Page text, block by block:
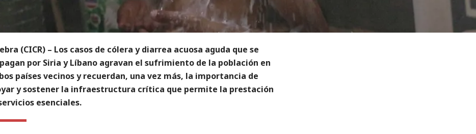
(CICR) – Los casos de cólera y diarrea acuosa aguda que se
por Siria y Líbano agravan el sufrimiento de la población en
países vecinos y recuerdan, una vez más, la importancia de
y sostener la infraestructura crítica que permite la prestación
esenciales.